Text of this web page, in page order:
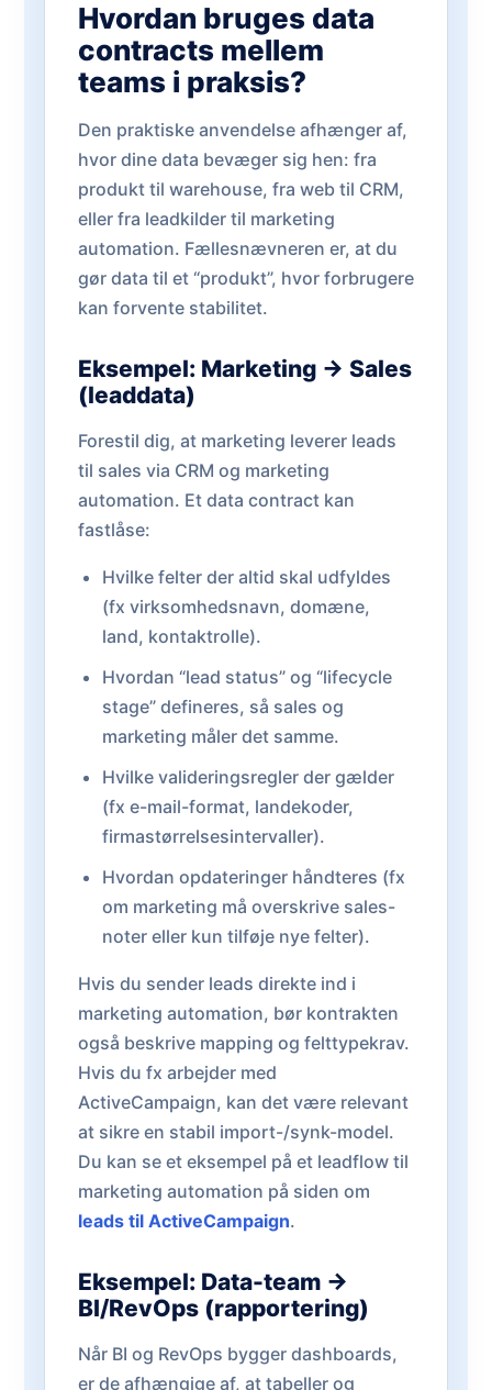
Hvordan bruges data
contracts mellem
teams i praksis?
Den praktiske anvendelse afhænger af,
hvor dine data bevæger sig hen: fra
produkt til warehouse, fra web til CRM,
eller fra leadkilder til marketing
automation. Fællesnævneren er, at du
gør data til et “produkt”, hvor forbrugere
kan forvente stabilitet.
Eksempel: Marketing → Sales
(leaddata)
Forestil dig, at marketing leverer leads
til sales via CRM og marketing
automation. Et data contract kan
fastlåse:
Hvilke felter der altid skal udfyldes
(fx virksomhedsnavn, domæne,
land, kontaktrolle).
Hvordan “lead status” og “lifecycle
stage” defineres, så sales og
marketing måler det samme.
Hvilke valideringsregler der gælder
(fx e-mail-format, landekoder,
firmastørrelsesintervaller).
Hvordan opdateringer håndteres (fx
om marketing må overskrive sales-
noter eller kun tilføje nye felter).
Hvis du sender leads direkte ind i
marketing automation, bør kontrakten
også beskrive mapping og felttypekrav.
Hvis du fx arbejder med
ActiveCampaign, kan det være relevant
at sikre en stabil import-/synk-model.
Du kan se et eksempel på et leadflow til
marketing automation på siden om
leads til ActiveCampaign.
Eksempel: Data-team →
BI/RevOps (rapportering)
Når BI og RevOps bygger dashboards,
er de afhængige af, at tabeller og